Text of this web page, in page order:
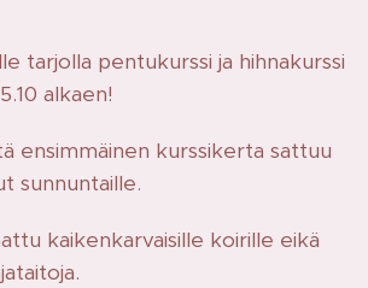
tarjolla pentukurssi ja hihnakurssi
alkaen!
ensimmäinen kurssikerta sattuu
sunnuntaille.
kaikenkarvaisille koirille eikä